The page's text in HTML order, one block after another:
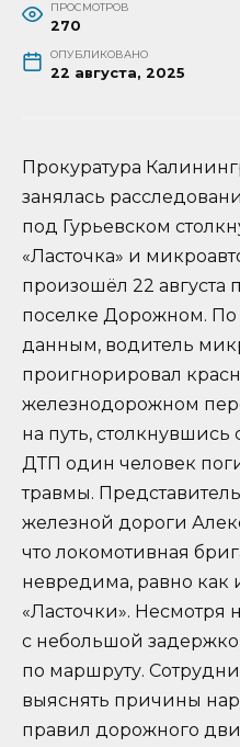
ПРОСМОТРОВ
270
ОПУБЛИКОВАНО
22 августа, 2025
Прокуратура
занялась
под Гурьевском
«Ласточка» и
произошёл 22 августа
поселке Дорожном.
данным, водитель
проигнорировал
железнодорожном
на путь, столкнувшись
ДТП один человек
травмы.
железной дороги
что локомотивная
невредима, равно как
«Ласточки». Несмотря
с небольшой
по маршруту.
выяснять причины
правил дорожного